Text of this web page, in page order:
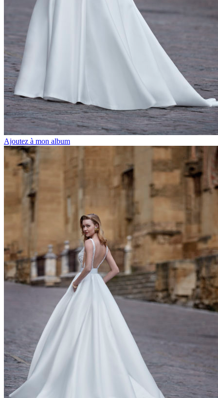
Ajoutez à mon album